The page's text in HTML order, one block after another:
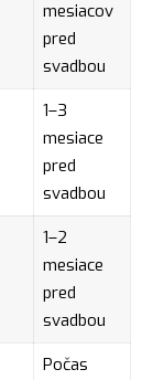
mesiacov
pred
svadbou
1–3
mesiace
pred
svadbou
1–2
mesiace
pred
svadbou
Počas